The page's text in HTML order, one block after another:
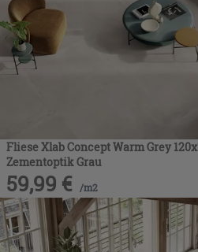
Fliese Xlab Concept Warm Grey
Zementoptik Grau
59,99 € /m2